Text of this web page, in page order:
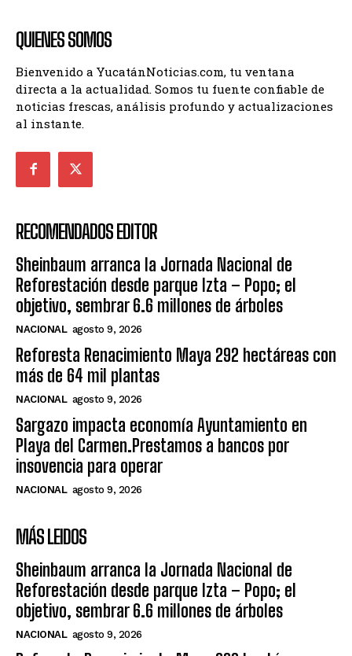
QUIENES SOMOS
Bienvenido a YucatánNoticias.com, tu ventana
directa a la actualidad. Somos tu fuente confiable de
noticias frescas, análisis profundo y actualizaciones
al instante.
RECOMENDADOS EDITOR
Sheinbaum arranca la Jornada Nacional de
Reforestación desde parque Izta – Popo; el
objetivo, sembrar 6.6 millones de árboles
NACIONAL agosto 9, 2026
Reforesta Renacimiento Maya 292 hectáreas con
más de 64 mil plantas
NACIONAL agosto 9, 2026
Sargazo impacta economía Ayuntamiento en
Playa del Carmen.Prestamos a bancos por
insovencia para operar
NACIONAL agosto 9, 2026
MÁS LEIDOS
Sheinbaum arranca la Jornada Nacional de
Reforestación desde parque Izta – Popo; el
objetivo, sembrar 6.6 millones de árboles
NACIONAL agosto 9, 2026